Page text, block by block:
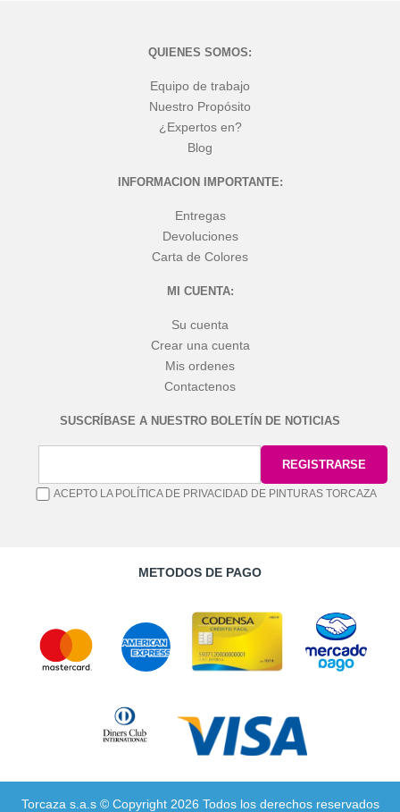
QUIENES SOMOS:
Equipo de trabajo
Nuestro Propósito
¿Expertos en?
Blog
INFORMACION IMPORTANTE:
Entregas
Devoluciones
Carta de Colores
MI CUENTA:
Su cuenta
Crear una cuenta
Mis ordenes
Contactenos
SUSCRÍBASE A NUESTRO BOLETÍN DE NOTICIAS
ACEPTO LA POLÍTICA DE PRIVACIDAD DE PINTURAS TORCAZA
METODOS DE PAGO
Torcaza s.a.s © Copyright 2026 Todos los derechos reservados